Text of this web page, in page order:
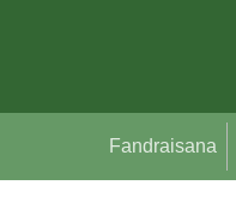
Fandraisana